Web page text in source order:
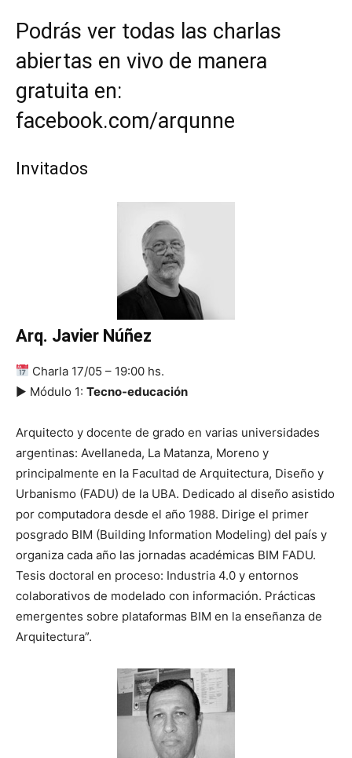
Podrás ver todas las charlas
abiertas en vivo de manera
gratuita en:
facebook.com/arqunne
Invitados
Arq. Javier Núñez
Charla 17/05 – 19:00 hs.
▶ Módulo 1: Tecno-educación
Arquitecto y docente de grado en varias universidades
argentinas: Avellaneda, La Matanza, Moreno y
principalmente en la Facultad de Arquitectura, Diseño y
Urbanismo (FADU) de la UBA. Dedicado al diseño asistido
por computadora desde el año 1988. Dirige el primer
posgrado BIM (Building Information Modeling) del país y
organiza cada año las jornadas académicas BIM FADU.
Tesis doctoral en proceso: Industria 4.0 y entornos
colaborativos de modelado con información. Prácticas
emergentes sobre plataformas BIM en la enseñanza de
Arquitectura”.